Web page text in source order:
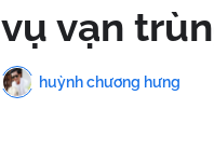
vụ vạn
huỳnh chương hưng